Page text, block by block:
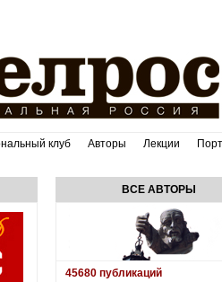
клуб Авторы Лекции
ВСЕ АВТОРЫ
45680 публикаций